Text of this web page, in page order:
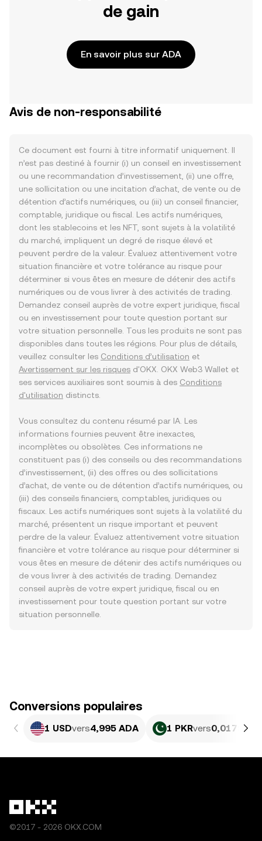
de gain
En savoir plus sur ADA
Avis de non-responsabilité
Ce document est fourni à titre informatif uniquement. Il
n’est pas destiné à fournir (i) un conseil en investissement
ou une recommandation d’investissement, (ii) une offre,
une sollicitation ou une incitation d’achat, de vente ou de
détention d’actifs numériques, ou (iii) un conseil financier,
comptable, juridique ou fiscal. Les actifs numériques,
dont les stablecoins et les NFT, sont sujets à la volatilité
du marché, impliquent un degré de risque élevé et
peuvent perdre de la valeur. Évaluez attentivement votre
situation financière et votre tolérance au risque pour
déterminer si vous êtes en mesure de détenir des actifs
numériques ou de vous livrer à des activités de trading.
Demandez conseil auprès de votre expert juridique, fiscal
ou en investissement pour toute question portant sur
votre situation personnelle. Tous les produits ne sont pas
disponibles dans toutes les régions. Pour plus de détails,
veuillez consulter les Conditions d’utilisation et
Avertissement sur les risques d'OKX. OKX Web3 Wallet et
ses services auxiliaires sont soumis à des Conditions
d'utilisation distincts.
Vous consultez du contenu résumé par IA. Les
informations fournies peuvent être inexactes,
incomplètes ou obsolètes. Ces informations ne
constituent pas (i) des conseils ou des recommandations
d’investissement, (ii) des offres ou des sollicitations
d’achat, de vente ou de détention d’actifs numériques, ou
(iii) des conseils financiers, comptables, juridiques ou
fiscaux. Les actifs numériques sont sujets à la volatilité du
marché, présentent un risque important et peuvent
perdre de la valeur. Évaluez attentivement votre situation
financière et votre tolérance au risque pour déterminer si
vous êtes en mesure de détenir des actifs numériques ou
de vous livrer à des activités de trading. Demandez
conseil auprès de votre expert juridique, fiscal ou en
investissement pour toute question portant sur votre
situation personnelle.
Conversions populaires
1 USDvers4,995 ADA 1 PKRvers0,017976
©2017 - 2026 OKX.COM